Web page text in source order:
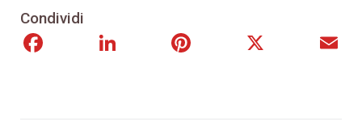
Condividi
FacebookLinkedIn Pinterest